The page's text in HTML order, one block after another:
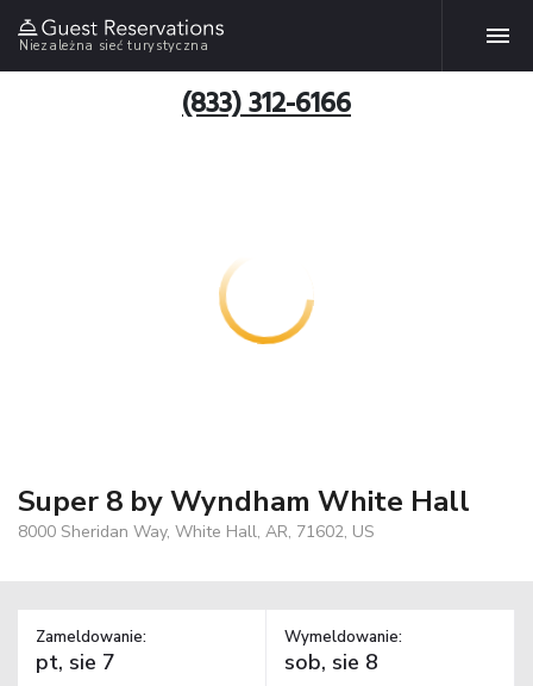
Niezależna sieć turystyczna
(833) 312-6166
Super 8 by Wyndham White Hall
8000 Sheridan Way, White Hall, AR, 71602, US
Zameldowanie: Wymeldowanie: